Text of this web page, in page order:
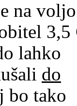
na voljo
3,5
lahko
do
bo tako